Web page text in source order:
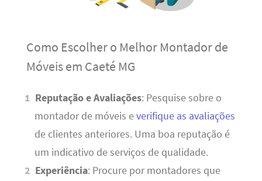
Como Escolher o Melhor Montador de
Móveis em Caeté MG
Reputação e Avaliações: Pesquise sobre o
montador de móveis everifique as avaliações
de clientes anteriores. Uma boa reputação é
um indicativo de serviços de qualidade.
Experiência: Procure por montadores que